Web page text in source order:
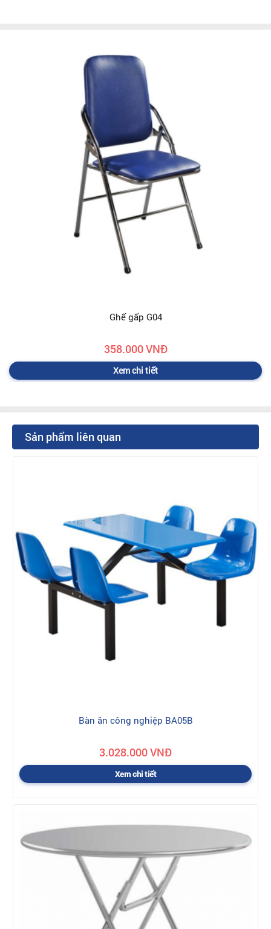
Ghế gấp G04
358.000 VNĐ
Xem chi tiết
Sản phẩm liên quan
Bàn ăn công nghiệp BA05B
3.028.000 VNĐ
Xem chi tiết